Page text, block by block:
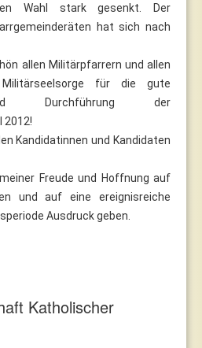
Wahl stark gesenkt. Der
hat sich nach
allen Militärpfarrern und allen
für die gute
Durchführung der
2012!
Kandidatinnen und Kandidaten
Freude und Hoffnung auf
und auf eine ereignisreiche
Ausdruck geben.
Katholischer